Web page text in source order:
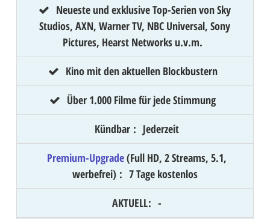
Neueste und exklusive Top-Serien von Sky
Studios, AXN, Warner TV, NBC Universal, Sony
Pictures, Hearst Networks u.v.m.
Kino mit den aktuellen Blockbustern
Über 1.000 Filme für jede Stimmung
Kündbar : Jederzeit
Premium-Upgrade(Full HD, 2 Streams, 5.1,
werbefrei) : 7 Tage kostenlos
AKTUELL: -